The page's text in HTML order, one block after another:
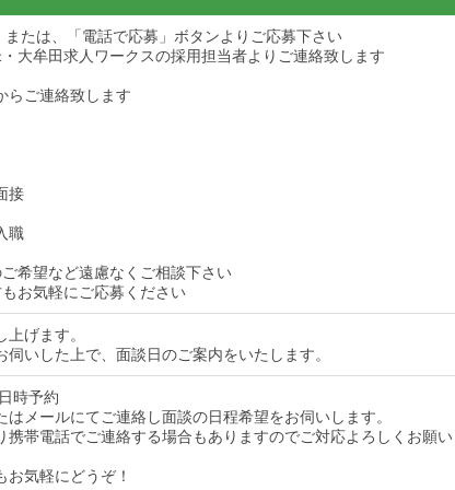
または、「電話で応募」ボタンよりご応募下さい
大牟田求人ワークスの採用担当者よりご連絡致します
らご連絡致します
接
職
希望など遠慮なくご相談下さい
お気軽にご応募ください
げます。
伺いした上で、面談日のご案内をいたします。
時予約
はメールにてご連絡し面談の日程希望をお伺いします。
携帯電話でご連絡する場合もありますのでご対応よろしくお願
お気軽にどうぞ！